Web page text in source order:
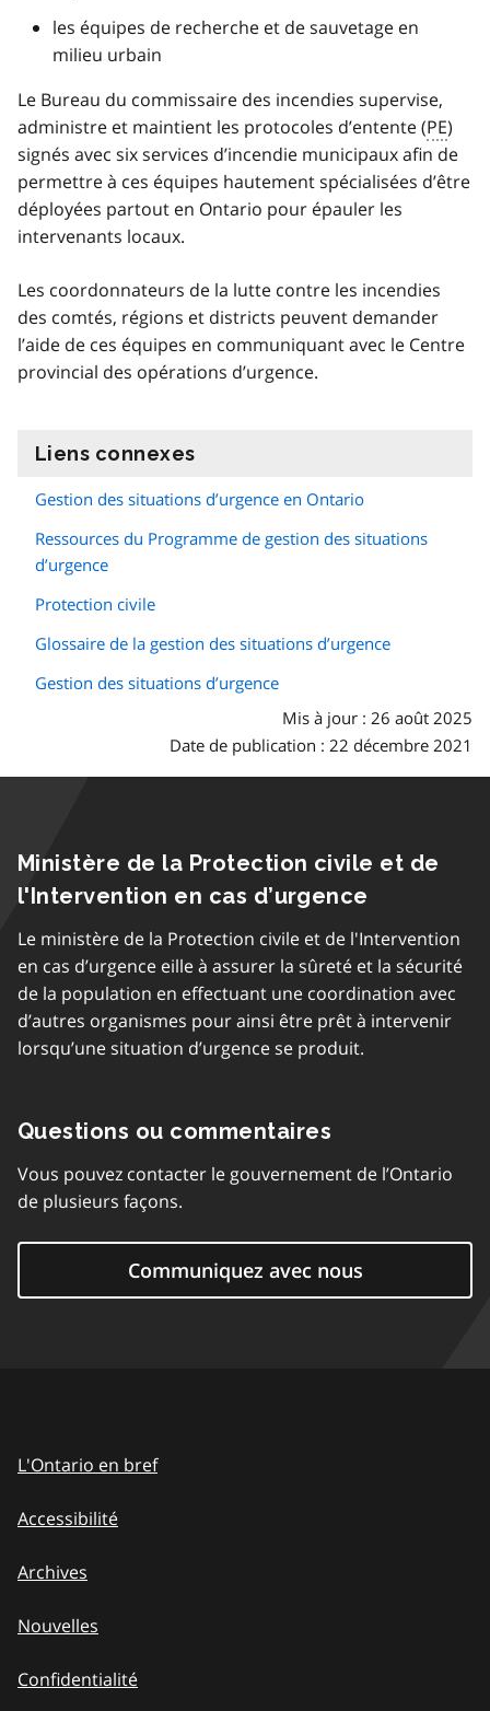
les équipes de recherche et de sauvetage en
milieu urbain
Le Bureau du commissaire des incendies supervise,
administre et maintient les protocoles d’entente (PE)
signés avec six services d’incendie municipaux afin de
permettre à ces équipes hautement spécialisées d’être
déployées partout en Ontario pour épauler les
intervenants locaux.
Les coordonnateurs de la lutte contre les incendies
des comtés, régions et districts peuvent demander
l’aide de ces équipes en communiquant avec le Centre
provincial des opérations d’urgence.
Liens connexes
Gestion des situations d’urgence en Ontario
Ressources du Programme de gestion des situations
d’urgence
Protection civile
Glossaire de la gestion des situations d’urgence
Gestion des situations d’urgence
Mis à jour : 26 août 2025
Date de publication : 22 décembre 2021
Ministère de la Protection civile et de
l'Intervention en cas d’urgence
Le ministère de la Protection civile et de l'Intervention
en cas d’urgence eille à assurer la sûreté et la sécurité
de la population en effectuant une coordination avec
d’autres organismes pour ainsi être prêt à intervenir
lorsqu’une situation d’urgence se produit.
Questions ou commentaires
Vous pouvez contacter le gouvernement de l’Ontario
de plusieurs façons.
Communiquez avec nous
L'Ontario en bref
Accessibilité
Archives
Nouvelles
Confidentialité